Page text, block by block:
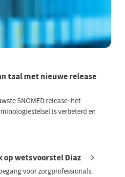
taal met nieuwe release
SNOMED release: het
is verbeterd en
op wetsvoorstel Diaz
voor zorgprofessionals.